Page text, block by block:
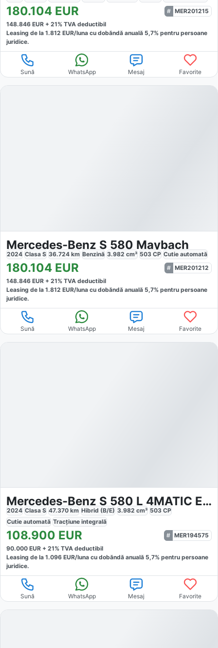
180.104 EUR
MER201215
148.846 EUR + 21% TVA deductibil
Leasing de la 1.812 EUR/luna cu dobăndă anuală 5,7% pentru persoane
juridice.
Sună WhatsApp Mesaj Favorite
Mercedes-Benz S 580 Maybach
2024 Clasa S 36.724 km Benzină 3.982 cm³ 503 CP Cutie automată
180.104 EUR
MER201212
148.846 EUR + 21% TVA deductibil
Leasing de la 1.812 EUR/luna cu dobăndă anuală 5,7% pentru persoane
juridice.
Sună WhatsApp Mesaj Favorite
Mercedes-Benz S 580 L 4MATIC Exclusive
2024 Clasa S 47.370 km Hibrid (B/E) 3.982 cm³ 503 CP
Cutie automată Tracțiune integrală
108.900 EUR
MER194575
90.000 EUR + 21% TVA deductibil
Leasing de la 1.096 EUR/luna cu dobăndă anuală 5,7% pentru persoane
juridice.
Sună WhatsApp Mesaj Favorite